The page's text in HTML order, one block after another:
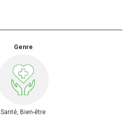
Genre
Santé, Bien-être